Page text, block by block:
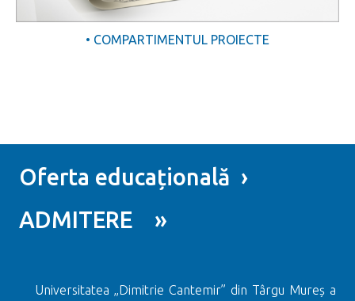
• COMPARTIMENTUL PROIECTE
Oferta educațională ›
ADMITERE »
Universitatea „Dimitrie Cantemir” din Târgu Mureș a